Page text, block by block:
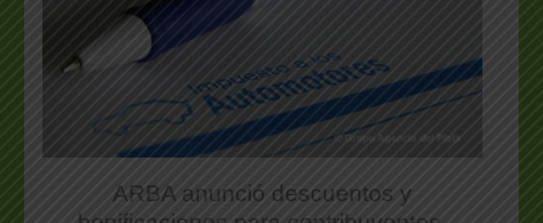
ARBA anunció descuentos y